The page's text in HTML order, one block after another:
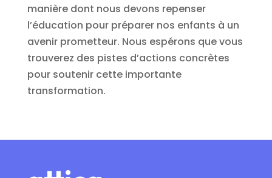
manière dont nous devons repenser
l’éducation pour préparer nos enfants à un
avenir prometteur. Nous espérons que vous
trouverez des pistes d’actions concrètes
pour soutenir cette importante
transformation.